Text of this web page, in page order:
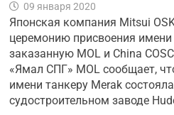
09 января 2020
Японская компания Mitsui
церемонию присвоения
заказанную MOL и China
«Ямал СПГ» MOL сообщает,
имени танкеру Merak
судостроительном заводе